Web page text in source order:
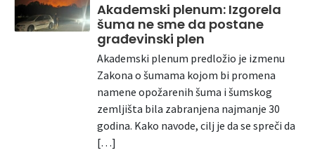
Akademski plenum: Izgorela
šuma ne sme da postane
građevinski plen
Akademski plenum predložio je izmenu
Zakona o šumama kojom bi promena
namene opožarenih šuma i šumskog
zemljišta bila zabranjena najmanje 30
godina. Kako navode, cilj je da se spreči da
[…]